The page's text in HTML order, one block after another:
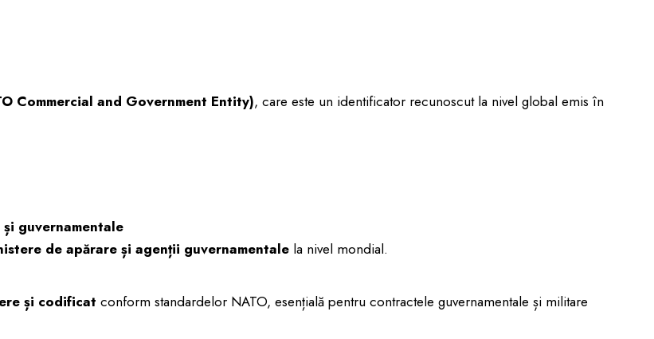
Commercial and Government Entity), care este un identificator recunoscut la nivel global emis în
guvernamentale
de apărare și agenții guvernamentale la nivel mondial.
și codificat conform standardelor NATO, esențială pentru contractele guvernamentale și militare